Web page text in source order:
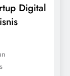
Digital